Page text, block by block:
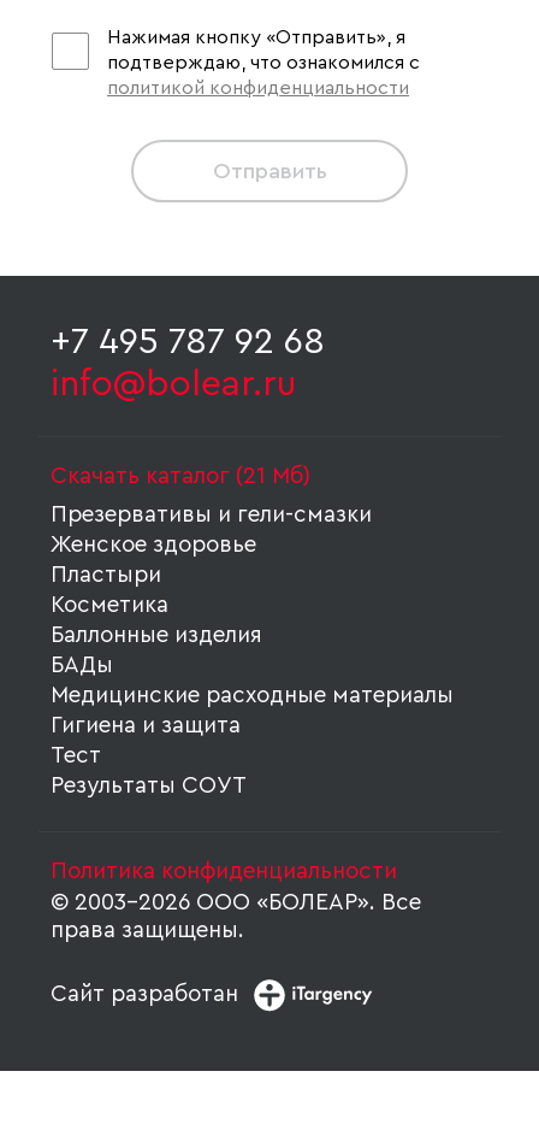
Нажимая кнопку «Отправить», я
подтверждаю, что ознакомился с
политикой конфиденциальности
Отправить
+7 495 787 92 68
info@bolear.ru
Скачать каталог (21 Мб)
Презервативы и гели-смазки
Женское здоровье
Пластыри
Косметика
Баллонные изделия
БАДы
Медицинские расходные материалы
Гигиена и защита
Тест
Результаты СОУТ
© 2003-2026 ООО «БОЛЕАР». Все
права защищены.
Политика конфиденциальности
Сайт разработан